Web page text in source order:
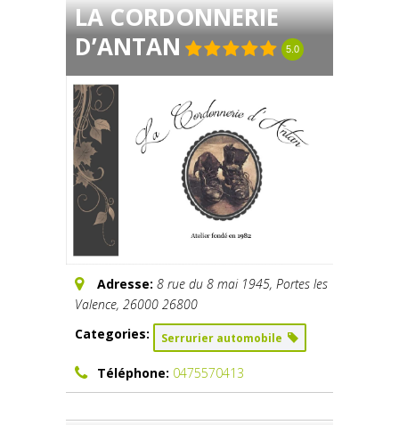
LA CORDONNERIE
D’ANTAN
5.0
Adresse: 8 rue du 8 mai 1945, Portes les
Valence, 26000 26800
Categories:
Serrurier automobile
Téléphone: 0475570413